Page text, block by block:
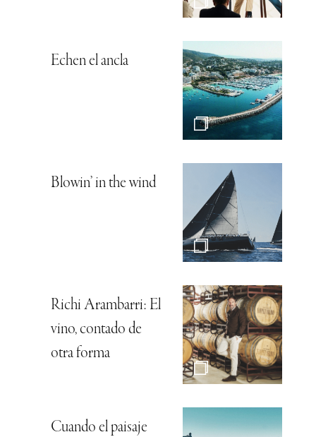
Echen el ancla
Blowin’ in the wind
Richi Arambarri: El
vino, contado de
otra forma
Cuando el paisaje